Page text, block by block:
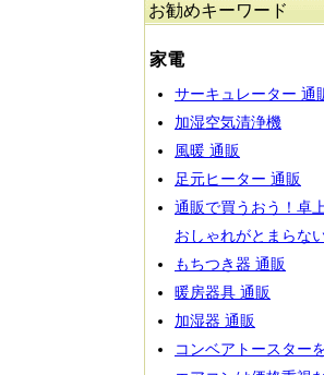
お勧めキーワード
家電
サーキュレーター 通
加湿空気清浄機
風暖 通販
足元ヒーター 通販
通販で買うおう！卓
おしゃれがとまらな
もちつき器 通販
暖房器具 通販
加湿器 通販
コンベアトースター